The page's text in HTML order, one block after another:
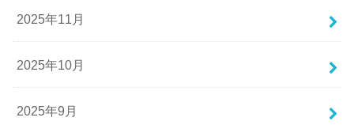
2025年11月
2025年10月
2025年9月